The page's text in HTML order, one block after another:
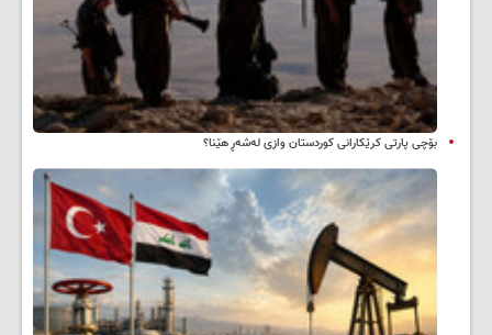
بۆچی پارتی کرێکارانی کوردستان وازی لەشەڕ هێنا؟